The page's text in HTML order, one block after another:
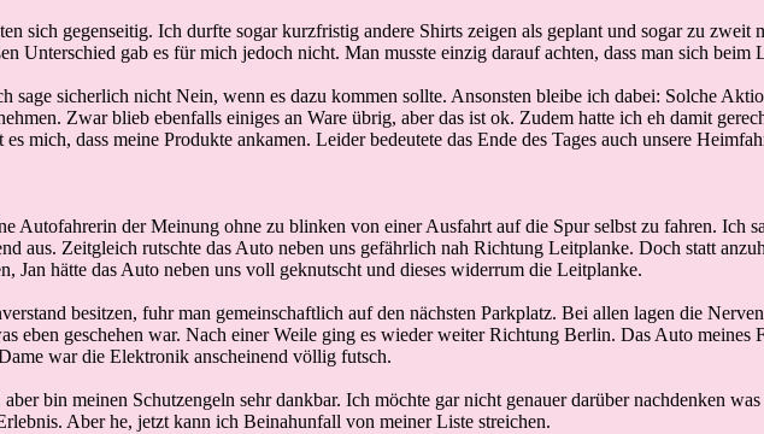
sich gegenseitig. Ich durfte sogar kurzfristig andere Shirts zeigen als geplant und sogar zu zweit
gab es für mich jedoch nicht. Man musste einzig darauf achten, dass man sich beim
sicherlich nicht Nein, wenn es dazu kommen sollte. Ansonsten bleibe ich dabei: Solche
Zwar blieb ebenfalls einiges an Ware übrig, aber das ist ok. Zudem hatte ich eh damit
mich, dass meine Produkte ankamen. Leider bedeutete das Ende des Tages auch unsere
der Meinung ohne zu blinken von einer Ausfahrt auf die Spur selbst zu fahren. Ich
aus. Zeitgleich rutschte das Auto neben uns gefährlich nah Richtung Leitplanke. Doch statt
Jan hätte das Auto neben uns voll geknutscht und dieses widerrum die Leitplanke.
besitzen, fuhr man gemeinschaftlich auf den nächsten Parkplatz. Bei allen lagen die
eben geschehen war. Nach einer Weile ging es wieder weiter Richtung Berlin. Das Auto meines
war die Elektronik anscheinend völlig futsch.
bin meinen Schutzengeln sehr dankbar. Ich möchte gar nicht genauer darüber nachdenken
Aber he, jetzt kann ich Beinahunfall von meiner Liste streichen.